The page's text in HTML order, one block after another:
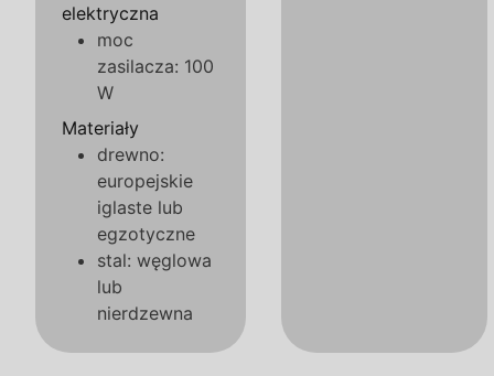
elektryczna
moc
zasilacza: 100
W
Materiały
drewno:
europejskie
iglaste lub
egzotyczne
stal: węglowa
lub
nierdzewna